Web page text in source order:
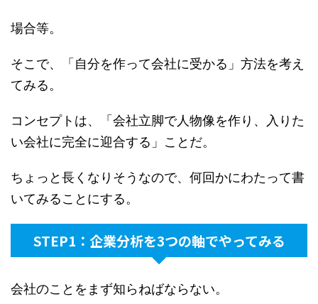
場合等。
そこで、「自分を作って会社に受かる」方法を考え
てみる。
コンセプトは、「会社立脚で人物像を作り、入りた
い会社に完全に迎合する」ことだ。
ちょっと長くなりそうなので、何回かにわたって書
いてみることにする。
STEP1：企業分析を3つの軸でやってみる
会社のことをまず知らねばならない。